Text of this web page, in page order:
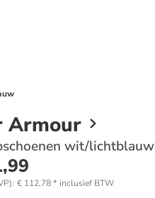
Armour
wit/lichtblauw
: € 112,78* inclusief BTW